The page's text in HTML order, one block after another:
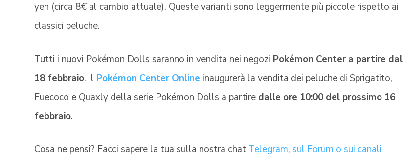
yen (circa 8€ al cambio attuale). Queste varianti sono leggermente più piccole rispetto ai
classici peluche.
Tutti i nuovi Pokémon Dolls saranno in vendita nei negozi Pokémon Center a partire dal
18 febbraio. Il Pokémon Center Online inaugurerà la vendita dei peluche di Sprigatito,
Fuecoco e Quaxly della serie Pokémon Dolls a partire dalle ore 10:00 del prossimo 16
febbraio.
Cosa ne pensi? Facci sapere la tua sulla nostra chat Telegram, sul Forum o sui canali